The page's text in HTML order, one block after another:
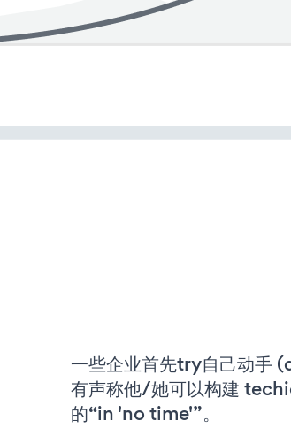
一些企业首先try自己动手
有声称他/她可以构建
的“in 'no time'”。